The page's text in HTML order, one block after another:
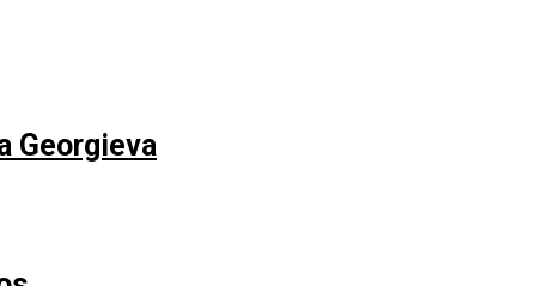
Georgieva